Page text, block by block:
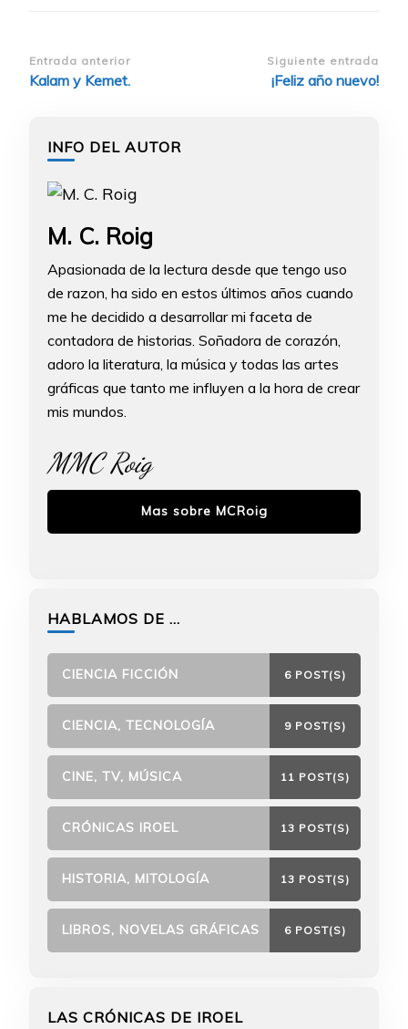
Navegación
de
Entrada anterior
Kalam y Kemet.
Siguiente entrada
¡Feliz año nuevo!
INFO DEL AUTOR
M. C. Roig
Apasionada de la lectura desde que tengo uso
de razon, ha sido en estos últimos años cuando
me he decidido a desarrollar mi faceta de
contadora de historias. Soñadora de corazón,
adoro la literatura, la música y todas las artes
gráficas que tanto me influyen a la hora de crear
mis mundos.
MMC Roig
Mas sobre MCRoig
HABLAMOS DE …
CIENCIA FICCIÓN 6 POST(S)
CIENCIA, TECNOLOGÍA 9 POST(S)
CINE, TV, MÚSICA 11 POST(S)
CRÓNICAS IROEL 13 POST(S)
HISTORIA, MITOLOGÍA 13 POST(S)
LIBROS, NOVELAS GRÁFICAS 6 POST(S)
LAS CRÓNICAS DE IROEL